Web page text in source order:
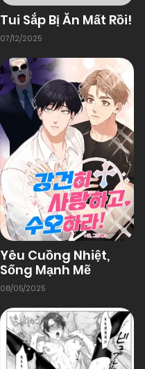
Tui Sắp Bị Ăn Mất Rồi!
07/12/2025
Yêu Cuồng Nhiệt,
Sống Mạnh Mẽ
08/05/2025